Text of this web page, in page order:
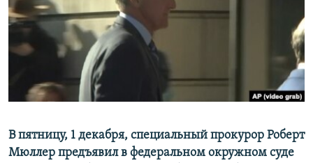
РАСПИСАНИЕ ВЕЩАНИЯ
ПОДПИШИТЕСЬ НА РАССЫЛКУ
СОЦИАЛЬНЫЕ СЕТИ
В пятницу, 1 декабря, специальный прокурор Роберт
Мюллер предъявил в федеральном окружном суде